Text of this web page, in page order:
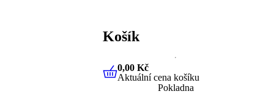
Košík
0,00 KčAktuální cena košíku
0,00 Kč
Aktuální cena košíku
Pokladna